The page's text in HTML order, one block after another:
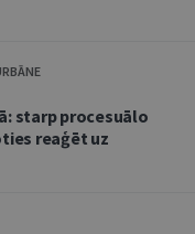
starp procesuālo
reaģēt uz